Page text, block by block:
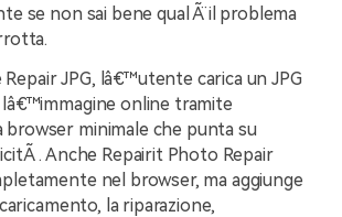
se non sai bene qual Ã¨ il problema
JPG, lâ€™utente carica un JPG
online tramite
minimale che punta su
. Anche Repairit Photo Repair
nel browser, ma aggiunge
la riparazione,